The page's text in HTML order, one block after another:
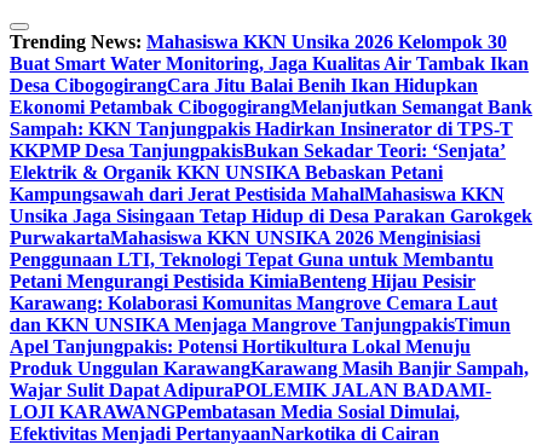
Skip
to
content
Trending News: Mahasiswa KKN Unsika 2026 Kelompok 30
Buat Smart Water Monitoring, Jaga Kualitas Air Tambak Ikan
Desa CibogogirangCara Jitu Balai Benih Ikan Hidupkan
Ekonomi Petambak CibogogirangMelanjutkan Semangat Bank
Sampah: KKN Tanjungpakis Hadirkan Insinerator di TPS-T
KKPMP Desa TanjungpakisBukan Sekadar Teori: ‘Senjata’
Elektrik & Organik KKN UNSIKA Bebaskan Petani
Kampungsawah dari Jerat Pestisida MahalMahasiswa KKN
Unsika Jaga Sisingaan Tetap Hidup di Desa Parakan Garokgek
PurwakartaMahasiswa KKN UNSIKA 2026 Menginisiasi
Penggunaan LTI, Teknologi Tepat Guna untuk Membantu
Petani Mengurangi Pestisida KimiaBenteng Hijau Pesisir
Karawang: Kolaborasi Komunitas Mangrove Cemara Laut
dan KKN UNSIKA Menjaga Mangrove TanjungpakisTimun
Apel Tanjungpakis: Potensi Hortikultura Lokal Menuju
Produk Unggulan KarawangKarawang Masih Banjir Sampah,
Wajar Sulit Dapat AdipuraPOLEMIK JALAN BADAMI-
LOJI KARAWANGPembatasan Media Sosial Dimulai,
Efektivitas Menjadi PertanyaanNarkotika di Cairan